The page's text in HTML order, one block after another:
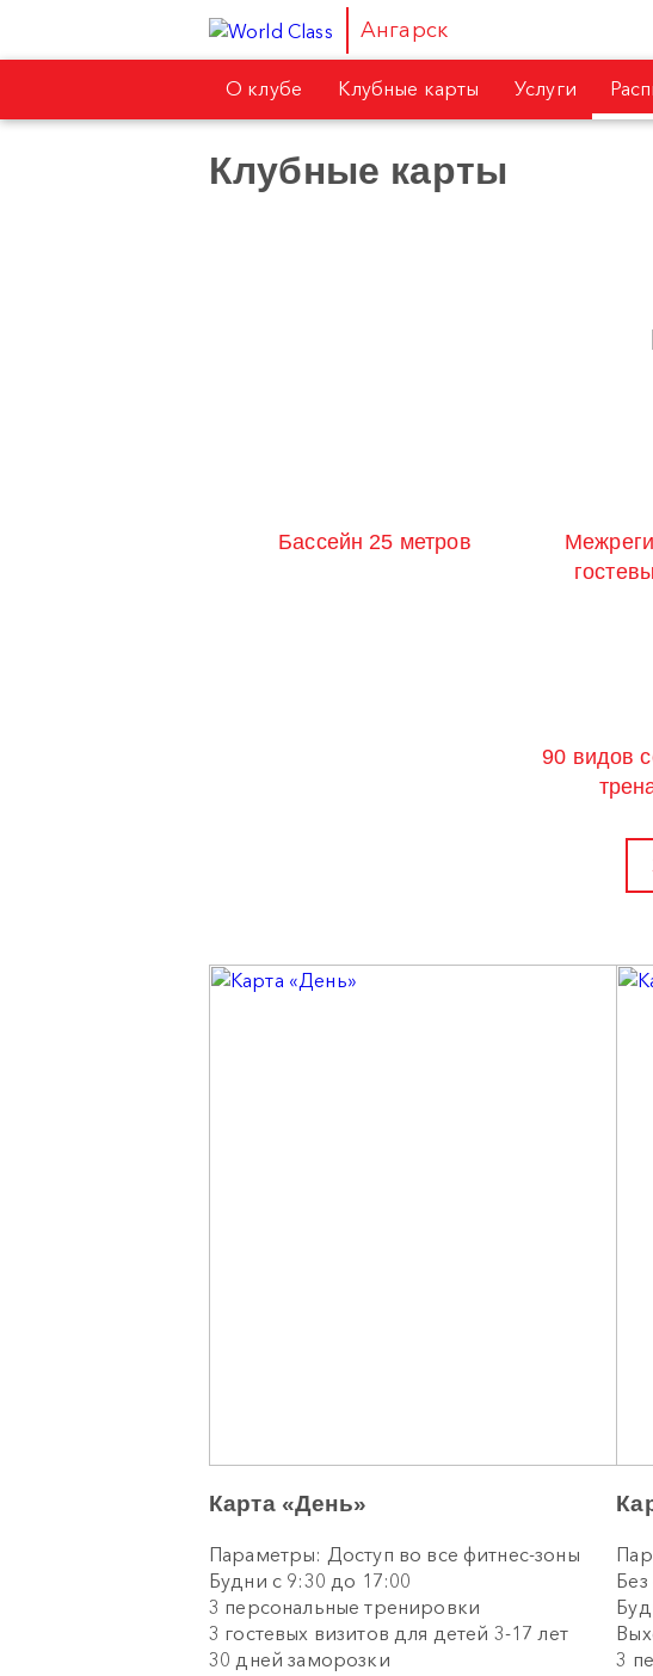
Ангарск
О клубе Клубные карты Услуги
Клубные карты
Бассейн 25 метров
90 видов
Карта «День»
Параметры: Доступ во все фитнес-зоны
Будни с 9:30 до 17:00
3 персональные тренировки
3 гостевых визитов для детей 3-17 лет
30 дней заморозки
3